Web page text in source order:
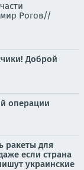
Рогов//
Доброй
операции
ракеты для
если страна
украинские